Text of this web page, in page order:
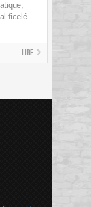
ficelé.
Lire